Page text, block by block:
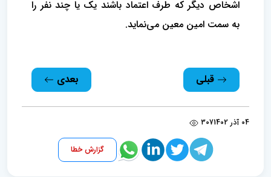
اشخاص دیگر که طرف اعتماد باشند یک یا چند نفر را
به سمت امین معین می‌نماید.
قبلی بعدی
04 آذر 1402 307
گزارش خطا